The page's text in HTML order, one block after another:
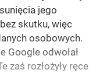
jego
skutku, więc
osobowych.
Google odwołał
zaś rozłożyły ręce